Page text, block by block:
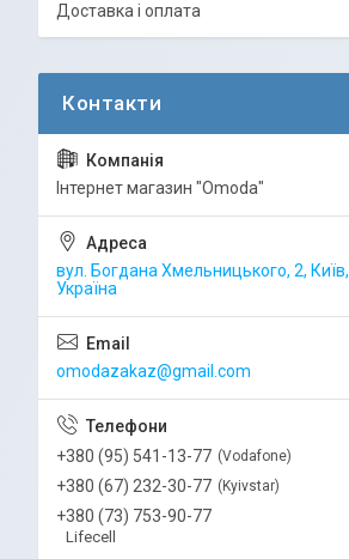
Доставка і оплата
Інтернет магазин "Omoda"
вул. Богдана Хмельницького, 2, Київ,
Україна
omodazakaz@gmail.com
+380 (95) 541-13-77 Vodafone
+380 (67) 232-30-77 Kyivstar
+380 (73) 753-90-77
Lifecell